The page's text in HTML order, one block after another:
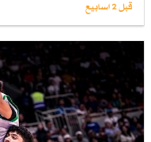
قبل 2 اسابیع